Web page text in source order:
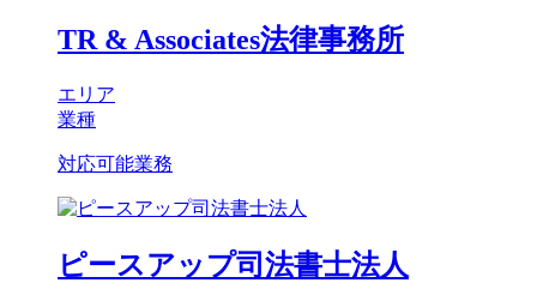
TR & Associates法律事務所
エリア
業種
対応可能業務
ピースアップ司法書士法人